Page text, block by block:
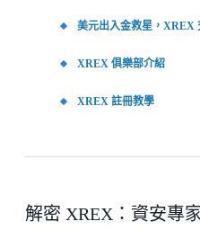
美元出入金救星，XREX
XREX 俱樂部介紹
XREX 註冊教學
解密 XREX：資安專